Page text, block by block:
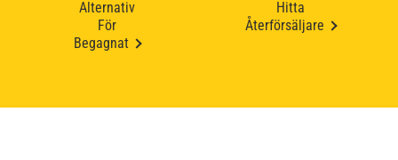
Alternativ
För
Begagnat
Hitta
Återförsäljare